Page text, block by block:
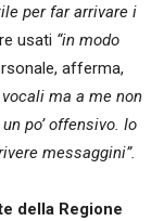
per far arrivare i
usati “in modo
afferma,
ma a me non
po’ offensivo. Io
messaggini”.
della Regione